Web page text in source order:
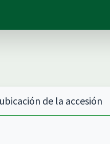
de la accesión